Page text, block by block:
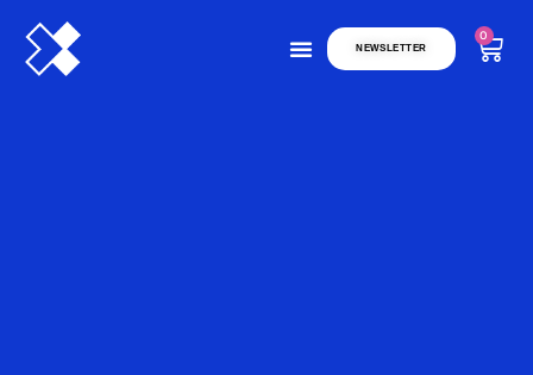
NEWSLETTER
0